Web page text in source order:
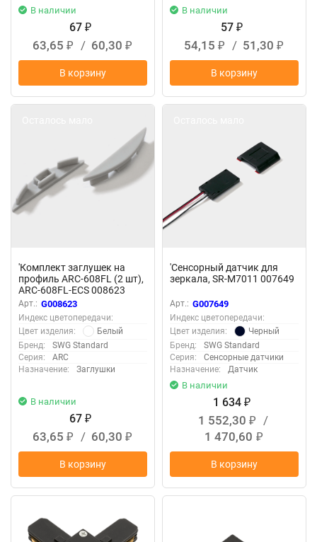
В наличии
67 ₽
63,65 ₽ / 60,30 ₽
В корзину
В наличии
57 ₽
54,15 ₽ / 51,30 ₽
В корзину
'Комплект заглушек на
профиль ARC-608FL (2 шт),
ARC-608FL-ECS 008623
Арт.: G008623
Индекс цветопередачи:
Цвет изделия:
Белый
Бренд:
SWG Standard
Серия:
ARC
Назначение:
Заглушки
В наличии
67 ₽
63,65 ₽ / 60,30 ₽
В корзину
'Сенсорный датчик для
зеркала, SR-M7011 007649
Арт.: G007649
Индекс цветопередачи:
Цвет изделия:
Черный
Бренд:
SWG Standard
Серия:
Сенсорные датчики
Назначение:
Датчик
В наличии
1 634 ₽
1 552,30 ₽
/
1 470,60 ₽
В корзину